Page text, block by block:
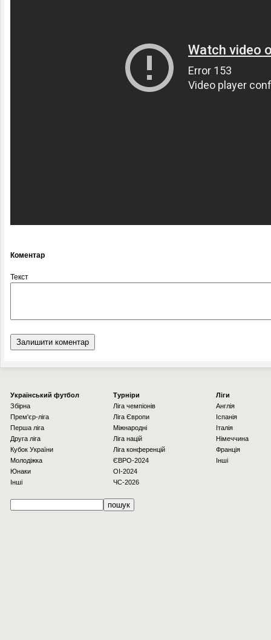
Коментар
Текст
Українcький футбол
Збірна
Прем'єр-ліга
Перша ліга
Друга ліга
Кубок України
Молодіжка
Юнаки
Інші
Турніри
Ліга чемпіонів
Ліга Європи
Міжнародні
Ліга націй
Ліга конференцій
ЄВРО-2024
OI-2024
ЧС-2026
Ліги
Англія
Іспанія
Італія
Німеччина
Франція
Інші